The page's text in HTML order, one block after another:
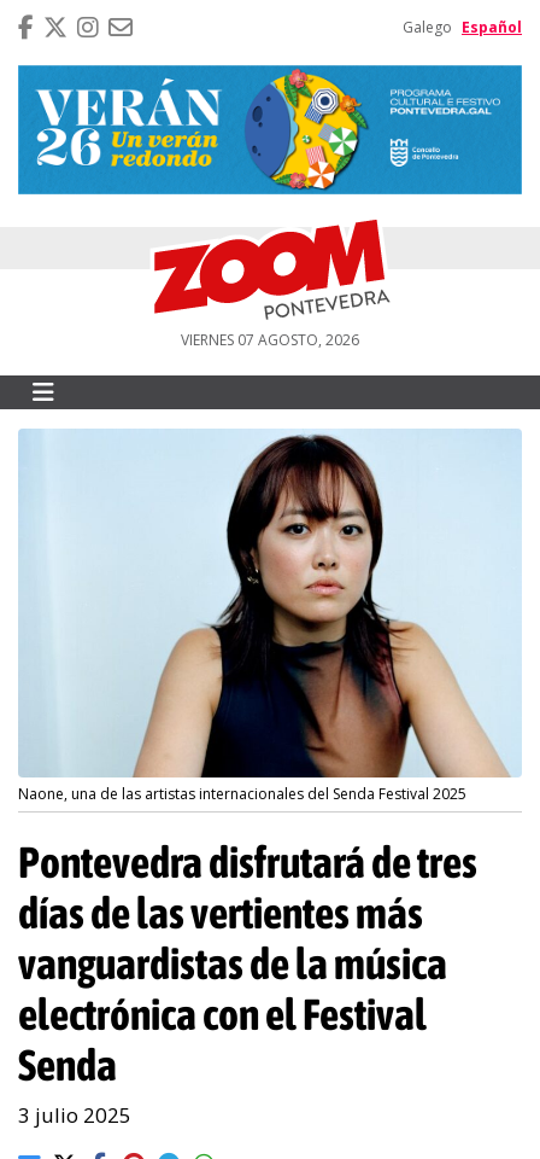
Galego Español
VIERNES 07 AGOSTO, 2026
Naone, una de las artistas internacionales del Senda Festival 2025
Pontevedra disfrutará de tres
días de las vertientes más
vanguardistas de la música
electrónica con el Festival
Senda
3 julio 2025